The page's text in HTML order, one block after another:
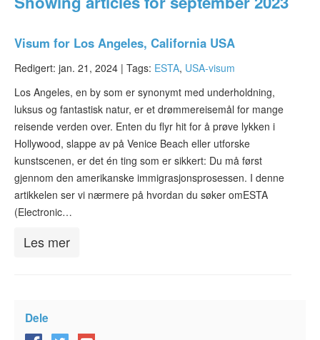
Hva er ESTA?
Visa waiver-programmet
ESTA-status
ESTA Artikler
Kontakt
Visum for Los Angeles, California USA
Redigert: jan. 21, 2024 | Tags: ESTA, USA-visum
Los Angeles, en by som er synonymt med underholdning,
luksus og fantastisk natur, er et drømmereisemål for mange
reisende verden over. Enten du flyr hit for å prøve lykken i
Hollywood, slappe av på Venice Beach eller utforske
kunstscenen, er det én ting som er sikkert: Du må først
gjennom den amerikanske immigrasjonsprosessen. I denne
artikkelen ser vi nærmere på hvordan du søker omESTA
(Electronic…
Les mer
Dele